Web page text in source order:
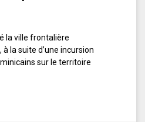
la ville frontalière
la suite d’une incursion
sur le territoire